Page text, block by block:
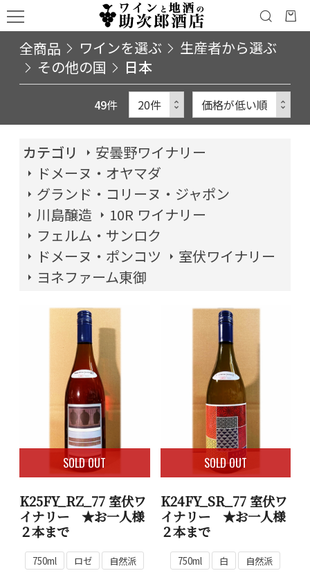
全商品 ワインを選ぶ
生産者から選ぶ
その他の国
日本
49件
カテゴリ
安曇野ワイナリー
ドメーヌ・オヤマダ
グランド・コリーヌ・ジャポン
川島醸造
10R ワイナリー
フェルム・サンロク
ドメーヌ・ポンコツ
室伏ワイナリー
ヨネファーム東御
SOLD OUT
K25FY_RZ_77 室伏ワ
イナリー ★お一人様
２本まで
750ml ロゼ 自然派
SOLD OUT
K24FY_SR_77 室伏ワ
イナリー ★お一人様
２本まで
750ml 白 自然派